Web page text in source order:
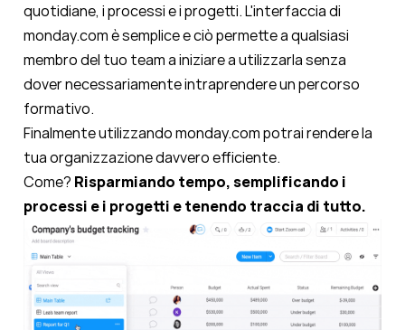
quotidiane, i processi e i progetti. L'interfaccia di
monday.com è semplice e ciò permette a qualsiasi
membro del tuo team a iniziare a utilizzarla senza
dover necessariamente intraprendere un percorso
formativo.
Finalmente utilizzando monday.com potrai rendere la
tua organizzazione davvero efficiente.
Come? Risparmiando tempo, semplificando i
processi e i progetti e tenendo traccia di tutto.